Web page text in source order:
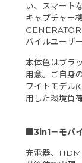
い、スマート
キャプチャー
バイルユーザ
本体色はブラ
用意。ご自身
ワイトモデル
用した環境負
■3in1－モバ
充電器、